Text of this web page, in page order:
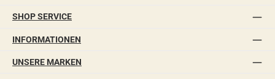
SHOP SERVICE
INFORMATIONEN
UNSERE MARKEN